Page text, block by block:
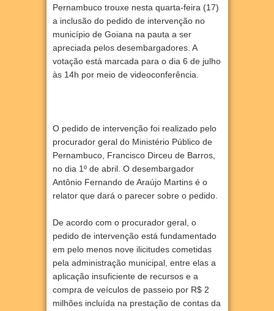
Pernambuco trouxe nesta quarta-feira (17)
a inclusão do pedido de intervenção no
município de Goiana na pauta a ser
apreciada pelos desembargadores. A
votação está marcada para o dia 6 de julho
às 14h por meio de videoconferência.
O pedido de intervenção foi realizado pelo
procurador geral do Ministério Público de
Pernambuco, Francisco Dirceu de Barros,
no dia 1º de abril. O desembargador
Antônio Fernando de Araújo Martins é o
relator que dará o parecer sobre o pedido.
De acordo com o procurador geral, o
pedido de intervenção está fundamentado
em pelo menos nove ilicitudes cometidas
pela administração municipal, entre elas a
aplicação insuficiente de recursos e a
compra de veículos de passeio por R$ 2
milhões incluída na prestação de contas da